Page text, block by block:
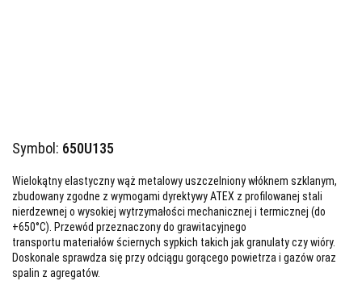
Symbol: 650U135
Wielokątny elastyczny wąż metalowy uszczelniony włóknem szklanym,
zbudowany zgodne z wymogami dyrektywy ATEX z profilowanej stali
nierdzewnej o wysokiej wytrzymałości mechanicznej i termicznej (do
+650°C). Przewód przeznaczony do grawitacyjnego
transportu materiałów ściernych sypkich takich jak granulaty czy wióry.
Doskonale sprawdza się przy odciągu gorącego powietrza i gazów oraz
spalin z agregatów.